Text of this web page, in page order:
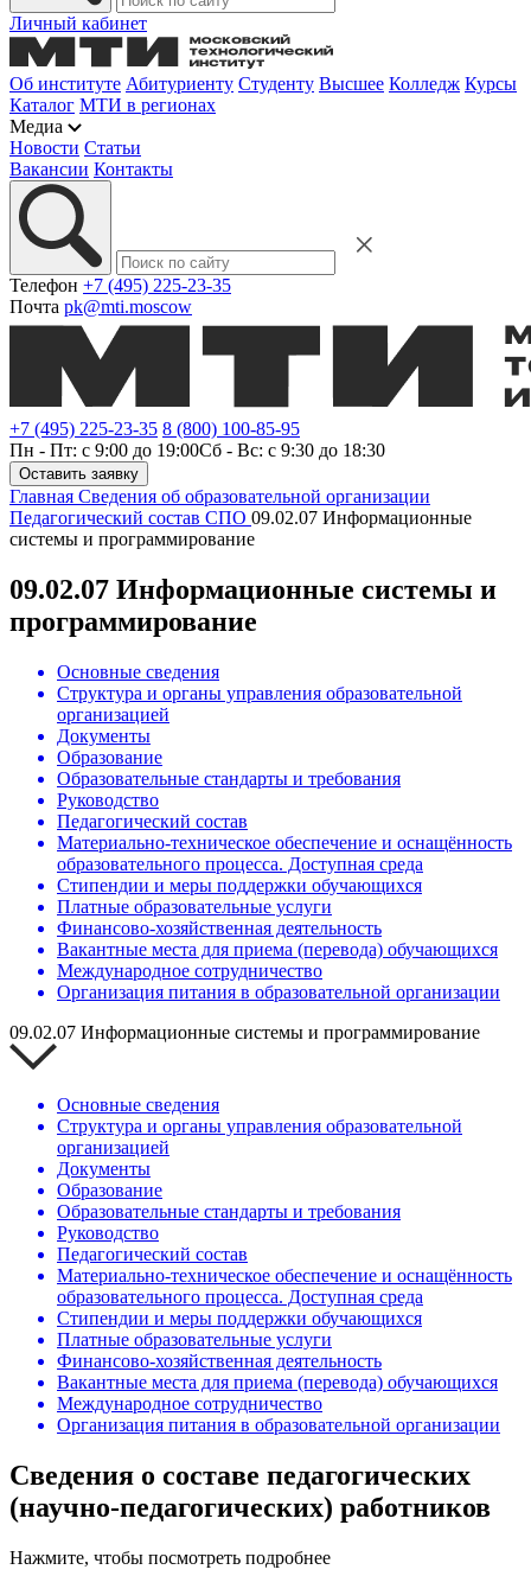
Личный кабинет
Об институте Абитуриенту Студенту Высшее Колледж Курсы
Каталог МТИ в регионах
Медиа
Новости Статьи
Вакансии Контакты
Телефон +7 (495) 225-23-35
Почта pk@mti.moscow
+7 (495) 225-23-35 8 (800) 100-85-95
Пн - Пт: с 9:00 до 19:00Сб - Вс: с 9:30 до 18:30
Оставить заявку
Главная Сведения об образовательной организации
Педагогический состав СПО 09.02.07 Информационные
системы и программирование
09.02.07 Информационные системы и
программирование
Основные сведения
Структура и органы управления образовательной
организацией
Документы
Образование
Образовательные стандарты и требования
Руководство
Педагогический состав
Материально-техническое обеспечение и оснащённость
образовательного процесса. Доступная среда
Стипендии и меры поддержки обучающихся
Платные образовательные услуги
Финансово-хозяйственная деятельность
Вакантные места для приема (перевода) обучающихся
Международное сотрудничество
Организация питания в образовательной организации
09.02.07 Информационные системы и программирование
Основные сведения
Структура и органы управления образовательной
организацией
Документы
Образование
Образовательные стандарты и требования
Руководство
Педагогический состав
Материально-техническое обеспечение и оснащённость
образовательного процесса. Доступная среда
Стипендии и меры поддержки обучающихся
Платные образовательные услуги
Финансово-хозяйственная деятельность
Вакантные места для приема (перевода) обучающихся
Международное сотрудничество
Организация питания в образовательной организации
Сведения о составе педагогических
(научно-педагогических) работников
Нажмите, чтобы посмотреть подробнее